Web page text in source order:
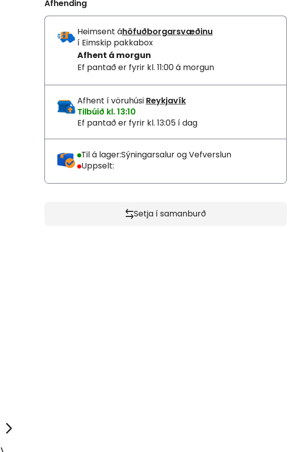
Afhending
Heimsent áhöfuðborgarsvæðinu
í Eimskip pakkabox
Afhent á morgun
Ef pantað er fyrir kl. 11:00 á morgun
Afhent í vöruhúsi Reykjavík
Tilbúið kl. 13:10
Ef pantað er fyrir kl. 13:05 í dag
Til á lager:Sýningarsalur og Vefverslun
Uppselt:
Setja í samanburð